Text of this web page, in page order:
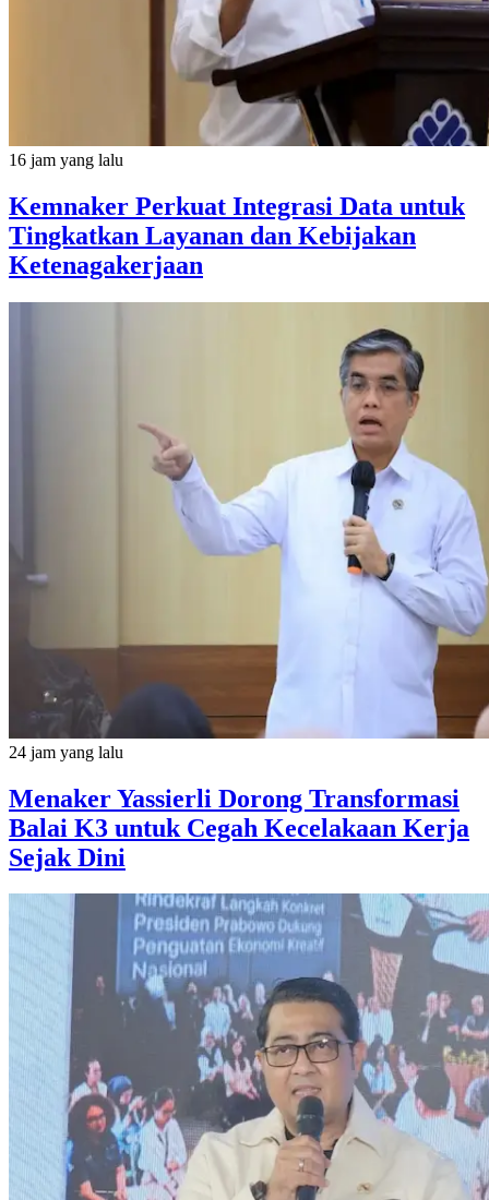
16 jam yang lalu
Kemnaker Perkuat Integrasi Data untuk
Tingkatkan Layanan dan Kebijakan
Ketenagakerjaan
24 jam yang lalu
Menaker Yassierli Dorong Transformasi
Balai K3 untuk Cegah Kecelakaan Kerja
Sejak Dini